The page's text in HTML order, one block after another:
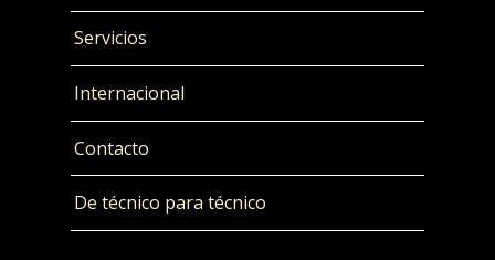
Servicios
Internacional
Contacto
De técnico para técnico